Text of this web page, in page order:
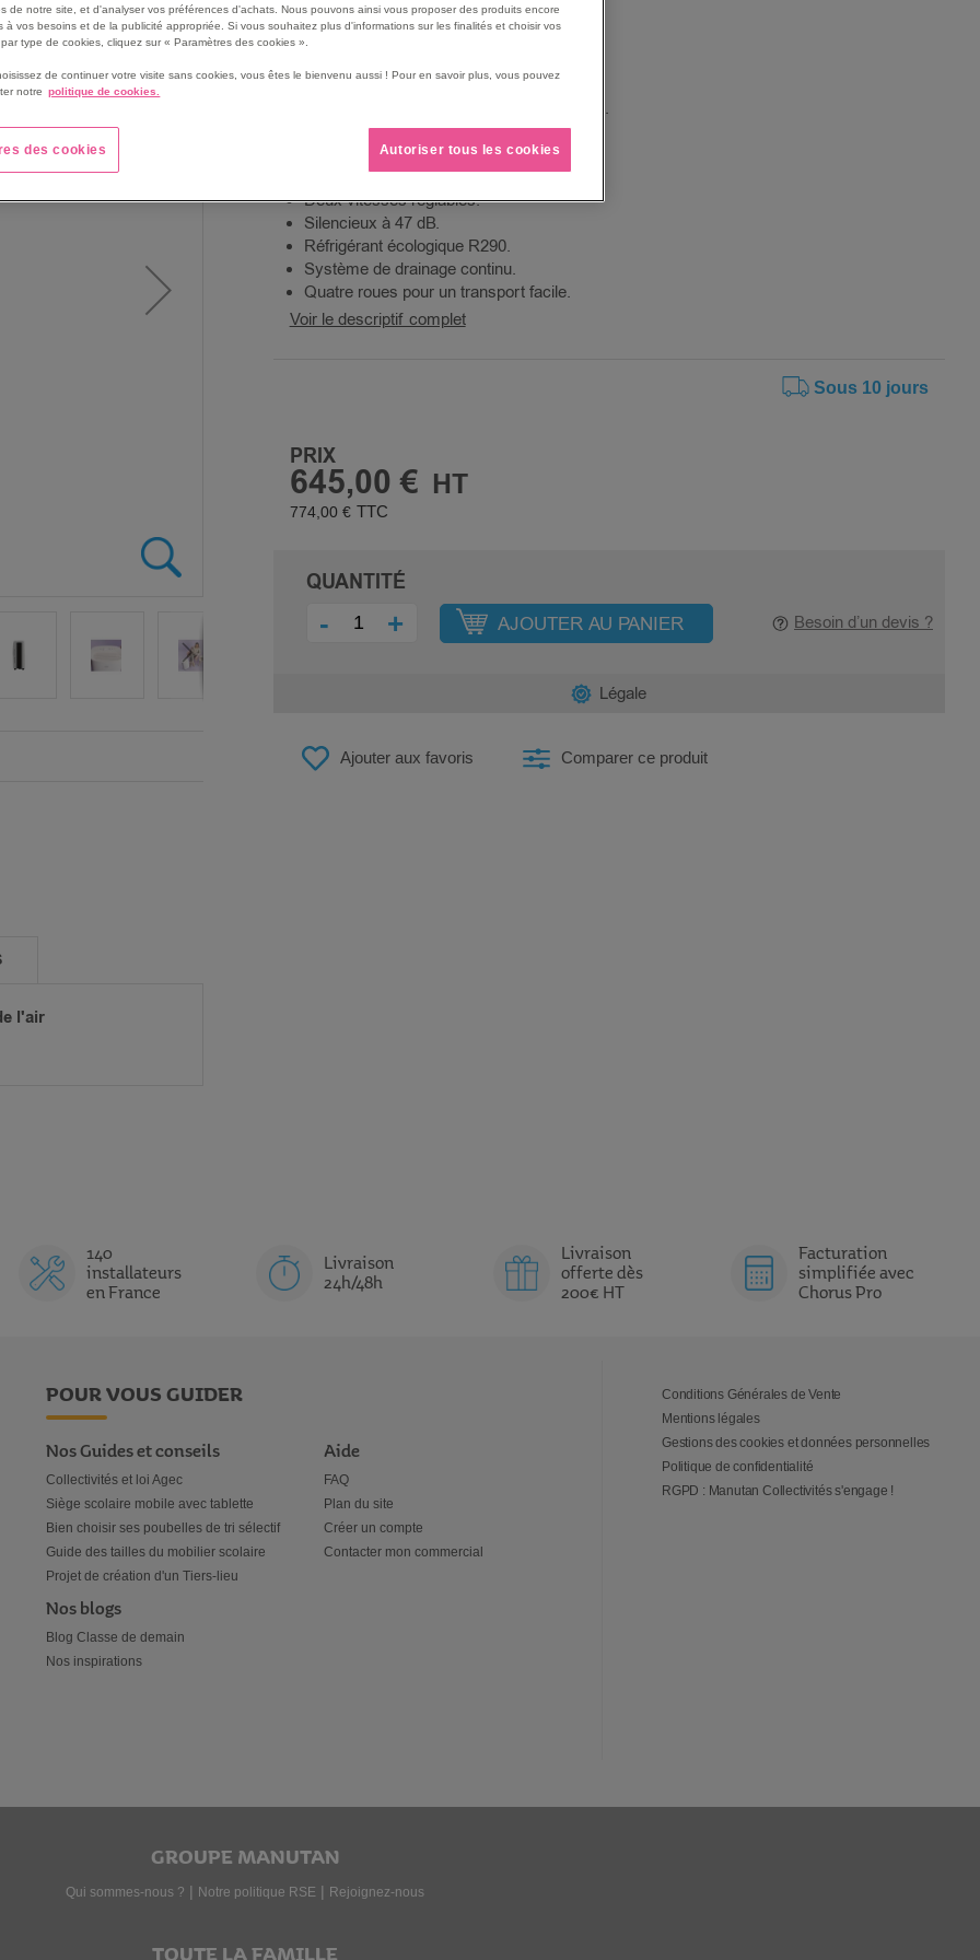
Réservoir de 4 L de capacité.
Indicateur de réservoir plein.
Débit d'air de 180 m3/h.
Capacité de déshumidification de 22 L/24h.
Filtre amovible et lavable.
Poignée de transport.
Idéal pour les pièces jusqu'à 45 m2.
Deux vitesses réglables.
Silencieux à 47 dB.
Réfrigérant écologique R290.
Système de drainage continu.
Quatre roues pour un transport facile.
Voir le descriptif complet
Sous 10 jours
PRIX
645,00 €
774,00 €
QUANTITÉ
- + AJOUTER AU PANIER Besoin d’un devis ?
Ajouter aux favoris Comparer ce produit
Légale
l'air
140
installateurs
en France
Livraison
24h/48h
Livraison
offerte dès
200€ HT
Facturation
simplifiée avec
Chorus Pro
POUR VOUS GUIDER
Nos Guides et conseils
Collectivités et loi Agec
Siège scolaire mobile avec tablette
Bien choisir ses poubelles de tri sélectif
Guide des tailles du mobilier scolaire
Projet de création d'un Tiers-lieu
Nos blogs
Blog Classe de demain
Nos inspirations
Aide
FAQ
Plan du site
Créer un compte
Contacter mon commercial
Conditions Générales de Vente
Mentions légales
Gestions des cookies et données personnelles
Politique de confidentialité
RGPD : Manutan Collectivités s'engage !
GROUPE MANUTAN
Qui sommes-nous ? | Notre politique RSE | Rejoignez-nous
TOUTE LA FAMILLE
de notre site, et d'analyser vos préférences d'achats. Nous pouvons ainsi vous proposer des produits encore
à vos besoins et de la publicité appropriée. Si vous souhaitez plus d'informations sur les finalités et choisir vos
type de cookies, cliquez sur « Paramètres des cookies ».
de continuer votre visite sans cookies, vous êtes le bienvenu aussi ! Pour en savoir plus, vous pouvez
notre politique de cookies.
des cookies Autoriser tous les cookies